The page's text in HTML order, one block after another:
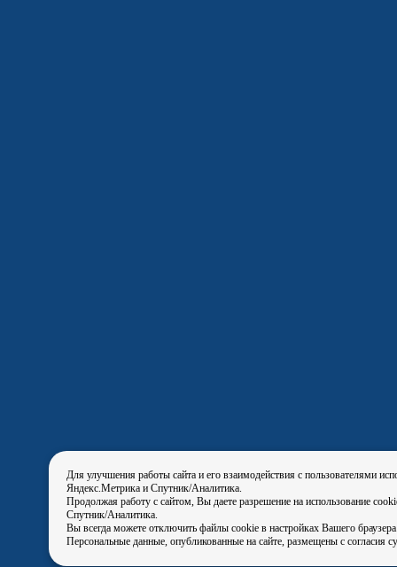
Для улучшения работы сайта и его взаимодействия с пользователями
Яндекс.Метрика и Спутник/Аналитика.
Продолжая работу с сайтом, Вы даете разрешение на использование
Спутник/Аналитика.
Вы всегда можете отключить файлы cookie в настройках Вашего
Персональные данные, опубликованные на сайте, размещены с согласия